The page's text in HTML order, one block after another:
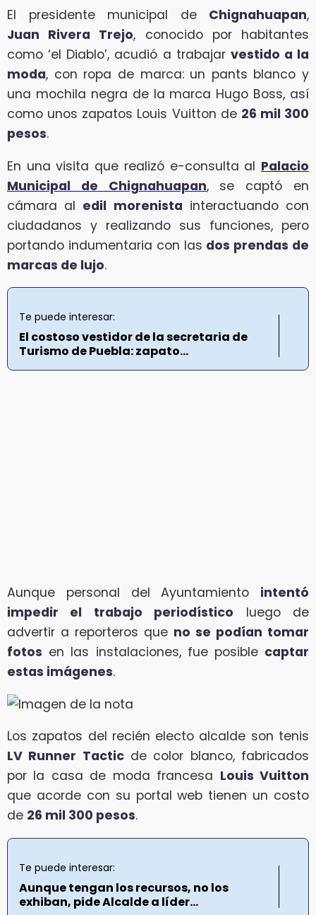
El presidente municipal de Chignahuapan,
Juan Rivera Trejo, conocido por habitantes
como ‘el Diablo’, acudió a trabajar vestido a la
moda, con ropa de marca: un pants blanco y
una mochila negra de la marca Hugo Boss, así
como unos zapatos Louis Vuitton de 26 mil 300
pesos.
En una visita que realizó e-consulta al Palacio
Municipal de Chignahuapan, se captó en
cámara al edil morenista interactuando con
ciudadanos y realizando sus funciones, pero
portando indumentaria con las dos prendas de
marcas de lujo.
Te puede interesar:
El costoso vestidor de la secretaria de
Turismo de Puebla: zapato...
Aunque personal del Ayuntamiento intentó
impedir el trabajo periodístico luego de
advertir a reporteros que no se podían tomar
fotos en las instalaciones, fue posible captar
estas imágenes.
Los zapatos del recién electo alcalde son tenis
LV Runner Tacticde color blanco, fabricados
por la casa de moda francesa Louis Vuitton
que acorde con su portal web tienen un costo
de 26 mil 300 pesos.
Te puede interesar:
Aunque tengan los recursos, no los
exhiban, pide Alcalde a líder...